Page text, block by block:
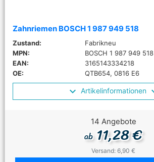
Zahnriemen BOSCH 1 987 949 518
Zustand:
Fabrikneu
MPN:
BOSCH 1 987 949 518
EAN:
3165143334218
OE:
QTB654, 0816 E6
Artikelinformationen
14 Angebote
ab11,28 €
Versand: 6,90 €